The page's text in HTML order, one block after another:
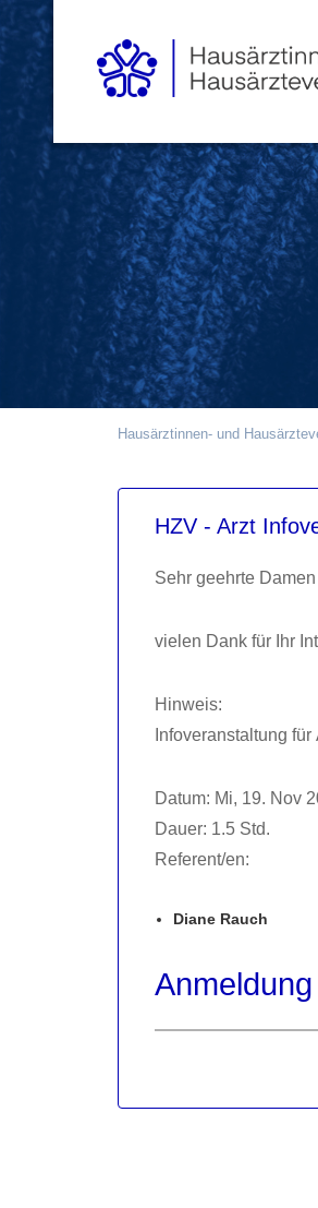
Hausärztinnen- und
HZV - Arzt
Sehr geehrte
vielen Dank für Ihr
Hinweis:
Infoveranstaltung
Datum: Mi, 19. Nov
Dauer: 1.5 Std.
Referent/en:
Diane Rauch